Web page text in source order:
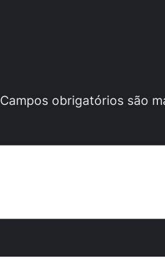
Campos obrigatórios são